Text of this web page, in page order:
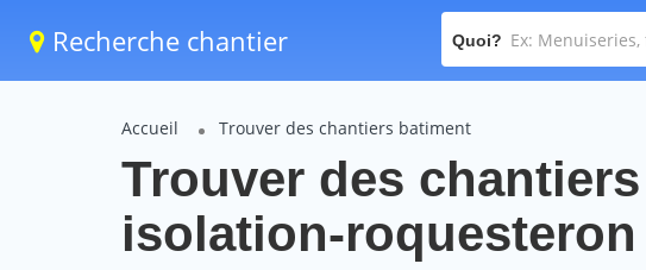
Recherche chantier Quoi?
Accueil Trouver des chantiers batiment
Trouver des
isolation-roquesteron